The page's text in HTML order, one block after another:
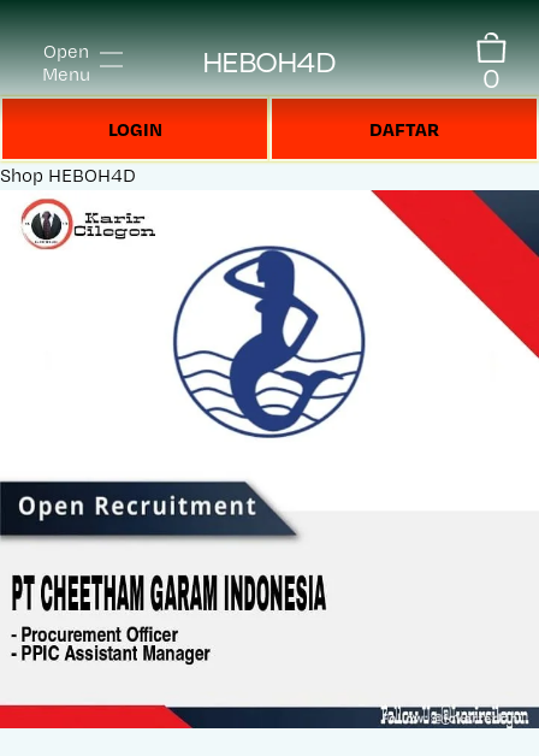
Open
Menu
HEBOH4D 0
LOGIN DAFTAR
Shop HEBOH4D